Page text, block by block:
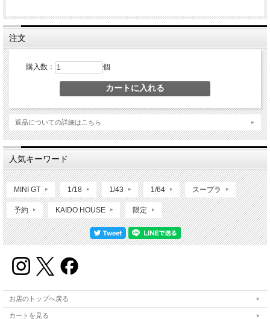
注文
購入数： 個
返品についての詳細はこちら
人気キーワード
MINI GT 1/18 1/43 1/64 スープラ
予約 KAIDO HOUSE 限定
お店のトップへ戻る
カートを見る